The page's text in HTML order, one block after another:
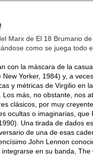
Marx de El 18 Brumario
como se juega todo
con la máscara de la
Yorker, 1984) y, a
y métricas de Virgilio en
más, no obstante, nos
clásicos, por muy
ocultas o imaginarias,
Una tirada de dados
de una de esas
John Lennon
en su banda,